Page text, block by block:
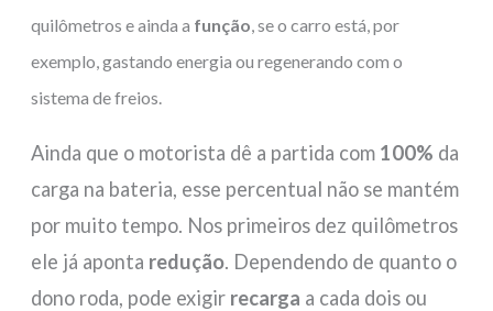
quilômetros e ainda a função , se o carro está, por
exemplo, gastando energia ou regenerando com o
sistema de freios.
Ainda que o motorista dê a partida com 100% da
carga na bateria, esse percentual não se mantém
por muito tempo. Nos primeiros dez quilômetros
ele já aponta redução. Dependendo de quanto o
dono roda, pode exigir recarga a cada dois ou